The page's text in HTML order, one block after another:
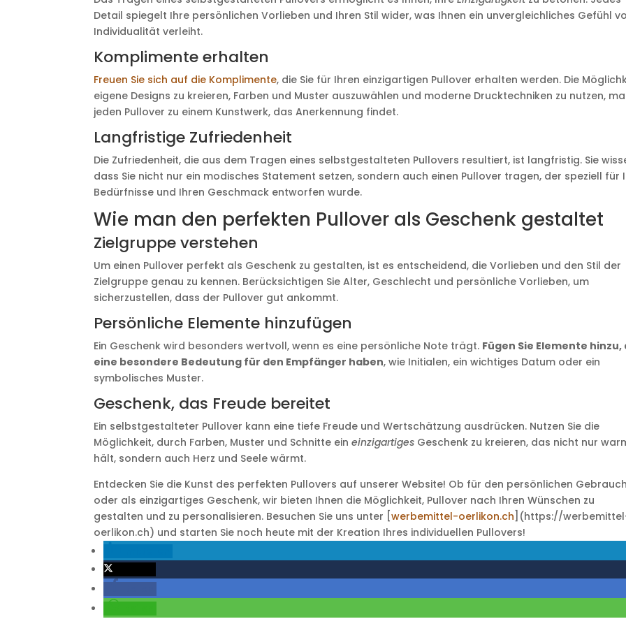
Detail spiegelt Ihre persönlichen Vorlieben und Ihren Stil wider, was Ihnen ein unvergleichliches Gefühl
Individualität verleiht.
Komplimente erhalten
Freuen Sie sich auf die Komplimente, die Sie für Ihren einzigartigen Pullover erhalten werden. Die
eigene Designs zu kreieren, Farben und Muster auszuwählen und moderne Drucktechniken zu nutzen,
jeden Pullover zu einem Kunstwerk, das Anerkennung findet.
Langfristige Zufriedenheit
Die Zufriedenheit, die aus dem Tragen eines selbstgestalteten Pullovers resultiert, ist langfristig. Sie
dass Sie nicht nur ein modisches Statement setzen, sondern auch einen Pullover tragen, der speziell für
Bedürfnisse und Ihren Geschmack entworfen wurde.
Wie man den perfekten Pullover als Geschenk gestaltet
Zielgruppe verstehen
Um einen Pullover perfekt als Geschenk zu gestalten, ist es entscheidend, die Vorlieben und den Stil der
Zielgruppe genau zu kennen. Berücksichtigen Sie Alter, Geschlecht und persönliche Vorlieben, um
sicherzustellen, dass der Pullover gut ankommt.
Persönliche Elemente hinzufügen
Ein Geschenk wird besonders wertvoll, wenn es eine persönliche Note trägt. Fügen Sie Elemente hinzu,
eine besondere Bedeutung für den Empfänger haben, wie Initialen, ein wichtiges Datum oder ein
symbolisches Muster.
Geschenk, das Freude bereitet
Ein selbstgestalteter Pullover kann eine tiefe Freude und Wertschätzung ausdrücken. Nutzen Sie die
Möglichkeit, durch Farben, Muster und Schnitte eineinzigartiges Geschenk zu kreieren, das nicht nur
hält, sondern auch Herz und Seele wärmt.
Entdecken Sie die Kunst des perfekten Pullovers auf unserer Website! Ob für den persönlichen Gebrauch
oder als einzigartiges Geschenk, wir bieten Ihnen die Möglichkeit, Pullover nach Ihren Wünschen zu
gestalten und zu personalisieren. Besuchen Sie uns unter [werbemittel-oerlikon.ch ](https://
oerlikon.ch) und starten Sie noch heute mit der Kreation Ihres individuellen Pullovers!